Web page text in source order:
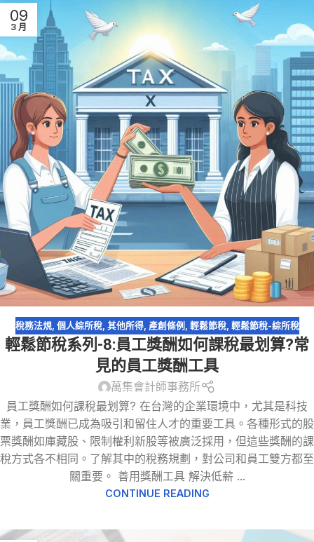
09
3 月
稅務法規, 個人綜所稅, 其他所得, 產創條例 輕鬆節稅, 輕鬆節稅-綜所稅
輕鬆節稅系列-8:員工獎酬如何課稅最划算?常
見的員工獎酬工具
萬集會計師事務所
員工獎酬如何課稅最划算? 在台灣的企業環境中，尤其是科技
業，員工獎酬已成為吸引和留住人才的重要工具。各種形式的股
票獎酬如庫藏股、限制權利新股等被廣泛採用，但這些獎酬的課
稅方式各不相同。了解其中的稅務規劃，對公司和員工雙方都至
關重要。 善用獎酬工具 解決低薪 ...
CONTINUE READING